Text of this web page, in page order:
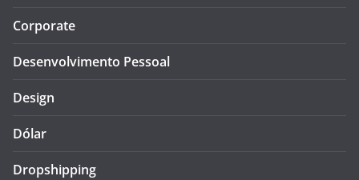
Corporate
Desenvolvimento Pessoal
Design
Dólar
Dropshipping